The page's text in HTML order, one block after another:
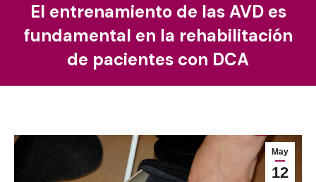
windowwindowwindowwindowwindow
El entrenamiento de las AVD es
fundamental en la rehabilitación
de pacientes con DCA
May
12